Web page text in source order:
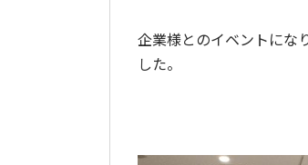
企業様とのイベントにな
した。